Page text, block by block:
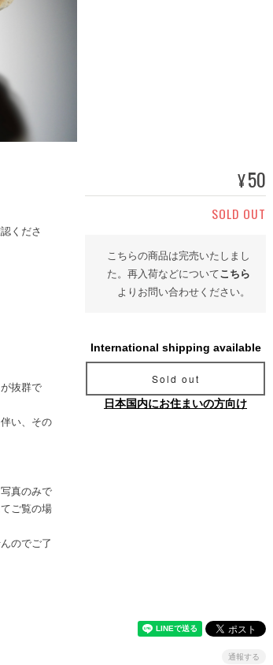
くださ
抜群で
い、その
真のみで
ご覧の場
のでご了
¥50
SOLD OUT
こちらの商品は完売いたしまし
た。再入荷などについてこちら
よりお問い合わせください。
International shipping available
Sold out
日本国内にお住まいの方向け
通報する